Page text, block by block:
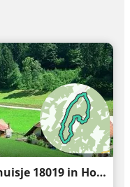
Wandelrondje langs Natuurhuisje 18019 in Hofstetten